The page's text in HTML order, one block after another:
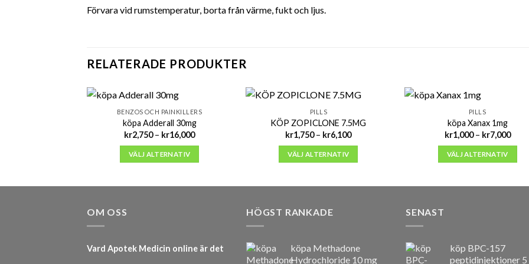
Förvara vid rumstemperatur, borta från värme, fukt och ljus.
RELATERADE PRODUKTER
BENZOS OCH PAINKILLERS
köpa Adderall 30mg
kr2,750 – kr16,000Prisintervall:
VÄLJ ALTERNATIV
PILLS
KÖP ZOPICLONE 7.5MG
kr1,750 – kr6,100Prisintervall:
VÄLJ ALTERNATIV
PILLS
köpa Xanax 1mg
kr1,000 – kr7,000
VÄLJ ALTERNATIV
OM OSS
Vard Apotek Medicin online är det
HÖGST RANKADE
köpa Methadone
Hydrochloride 10 mg
SENAST
köp BPC-157
peptidinjektioner 5